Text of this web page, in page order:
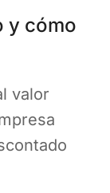
y cómo
valor